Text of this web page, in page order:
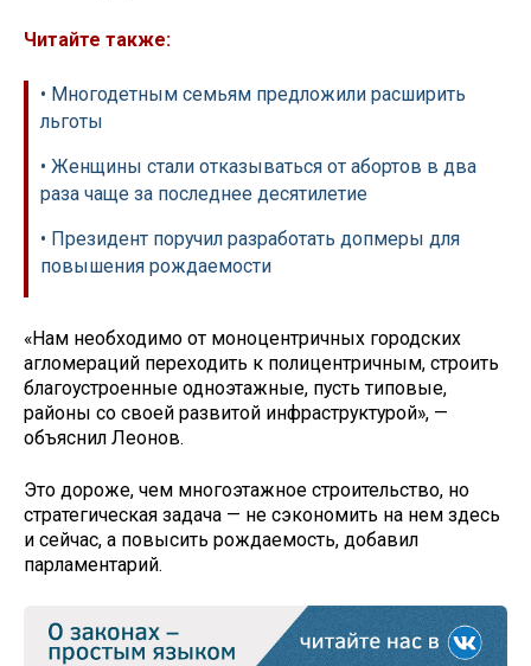
Читайте также:
• Многодетным семьям предложили расширить
льготы
• Женщины стали отказываться от абортов в два
раза чаще за последнее десятилетие
• Президент поручил разработать допмеры для
повышения рождаемости
«Нам необходимо от моноцентричных городских
агломераций переходить к полицентричным, строить
благоустроенные одноэтажные, пусть типовые,
районы со своей развитой инфраструктурой», —
объяснил Леонов.
Это дороже, чем многоэтажное строительство, но
стратегическая задача — не сэкономить на нем здесь
и сейчас, а повысить рождаемость, добавил
парламентарий.